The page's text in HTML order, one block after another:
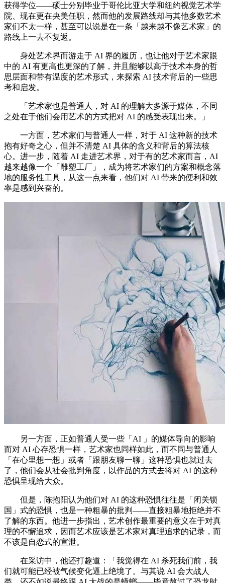
获得学位——硕士分别毕业于哥伦比亚大学和纽约视觉艺术学
院、现在更在央美任职，然而他的发展路线却与其他多数艺术
家们不太一样，甚至可以说是在一条「越来越不像艺术家」的
路线上一去不复返。
身处艺术界而游走于 AI 界的履历，也让他对于艺术家眼
中的 AI 有更高也更深的了解，并且能够以高于技术本身的哲
思层面和带有温度的艺术形式，来探索 AI 技术背后的一些思
考和启发。
「艺术家也是普通人，对 AI 的理解大多源于媒体，不同
之处在于他们会用艺术的方式把对 AI 的感受表现出来。」
一方面，艺术家们与普通人一样，对于 AI 这种新的技术
抱有好奇之心，但并不清楚 AI 具体的含义和背后的算法核
心。进一步，随着 AI 走进艺术界，对于有的艺术家而言，AI
越来越像一个「雕塑工厂」，成为将艺术家们的方案和概念落
地的服务性工具，从这一点来看，他们对 AI 带来的便利和效
率是感到兴奋的。
另一方面，正如普通人受一些「AI 」的媒体导向的影响
而对 AI 心存恐惧一样，艺术家也同样如此，而不同与普通人
「在心里想一想」或者「跟朋友聊一聊」这种恐惧也就过去
了，他们会从社会批判角度，以作品的方式去将对 AI 的这种
恐惧呈现给大众。
但是，陈抱阳认为他们对 AI 的这种恐惧往往是「闭关锁
国」式的恐惧，也是一种粗暴的批判——直接粗暴地拒绝并不
了解的东西。他进一步指出，艺术创作最重要的意义在于对真
理的不懈追求，因而艺术应该是艺术家对真理追求的记录，而
不该是自恋式的宣泄。
在采访中，他还打趣道：「我觉得在 AI 杀死我们前，我
们就可能已经被气候变化逼上绝境了。与其说 AI 会大战人